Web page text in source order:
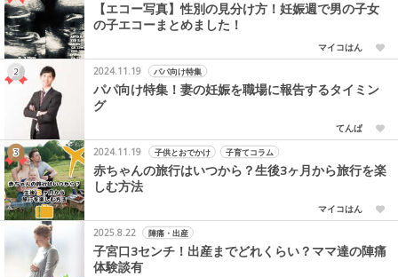
【エコー写真】性別の見分け方！妊娠週で男の子女
の子エコーまとめました！
マイコはん
2024.11.19
パパ向け特集
パパ向け特集！妻の妊娠を職場に報告するタイミン
グ
てんぱ
2024.11.19
子供とおでかけ 子育てコラム
赤ちゃんの旅行はいつから？生後3ヶ月から旅行を楽
しむ方法
マイコはん
2025.8.22
陣痛・出産
子宮口3センチ！出産までどれくらい？ママ達の陣痛
体験談有